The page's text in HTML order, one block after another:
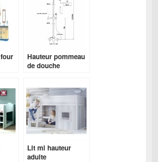
Hauteur pommeau
de douche
Lit mi hauteur
adulte